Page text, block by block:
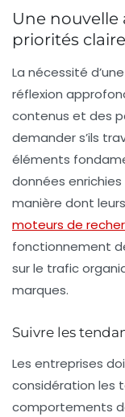
Une nouvelle
priorités
La nécessité
réflexion
contenus et des
demander s’ils
éléments
données
manière dont
moteurs de
fonctionnement
sur le trafic
marques.
Suivre les
Les entreprises
considération les
comportements